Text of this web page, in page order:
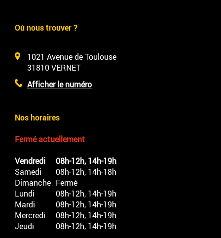
Où nous trouver ?
1021 Avenue de Toulouse
31810VERNET
Afficher le numéro
Nos horaires
Fermé actuellement
Vendredi
08h-12h, 14h-19h
Samedi
08h-12h, 14h-18h
Dimanche Fermé
Lundi
08h-12h, 14h-19h
Mardi
08h-12h, 14h-19h
Mercredi
08h-12h, 14h-19h
Jeudi
08h-12h, 14h-19h